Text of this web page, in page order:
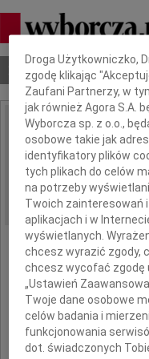
Nekrologi Odeszli
IMIĘ I NAZWISKO:
REGION: Lublin
DATA EMISJI:
Dbamy o Twoją
Droga Użytkowniczko,
zgodę klikając
Zaufani Partnerzy, w
jak również Agora S.A.
Wyborcza sp. z o.o.,
osobowe takie jak
identyfikatory plików
tych plikach do celów
na potrzeby
Twoich zainteresowań
aplikacjach i w
wyświetlanych.
chcesz wyrazić zgody,
chcesz wycofać zgodę
„Ustawień
Twoje dane osobowe
celów badania i
funkcjonowania
dot. świadczonych